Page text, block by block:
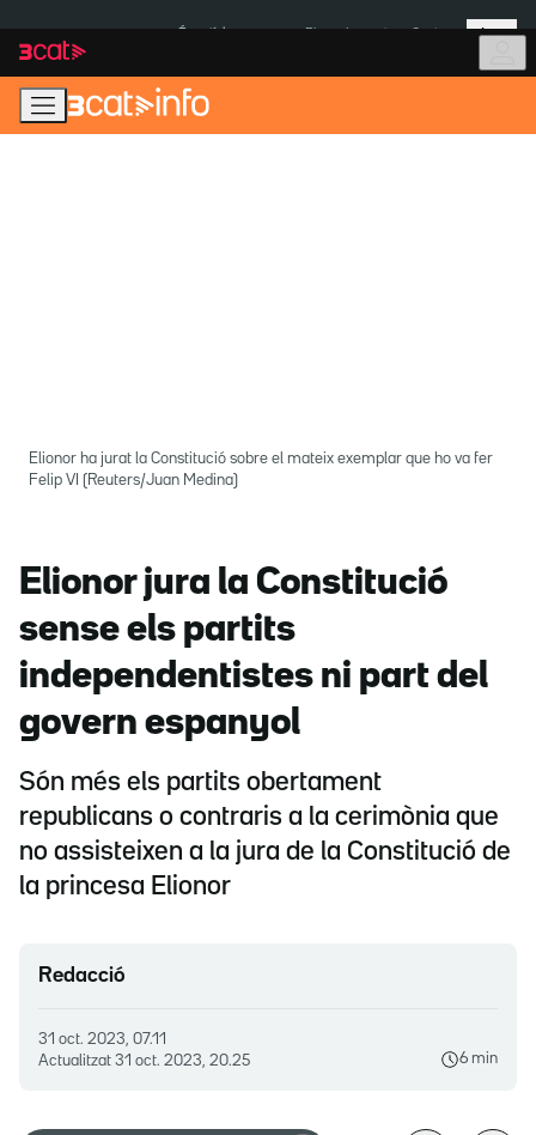
navegació
principal
contingut
Més
Elionor ha jurat la Constitució sobre el mateix exemplar que ho va fer
Felip VI (Reuters/Juan Medina)
Elionor jura la Constitució
sense els partits
independentistes ni part del
govern espanyol
Són més els partits obertament
republicans o contraris a la cerimònia que
no assisteixen a la jura de la Constitució de
la princesa Elionor
Redacció
31 oct. 2023, 07.11
Actualitzat 31 oct. 2023, 20.25 6 min